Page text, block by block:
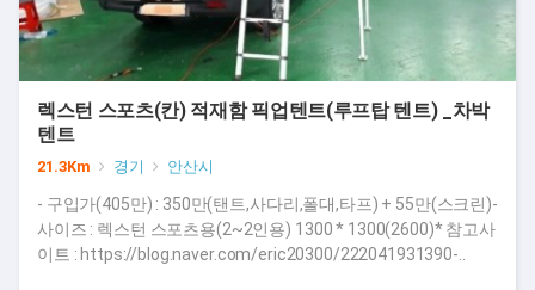
렉스턴 스포츠(칸) 적재함 픽업텐트(루프탑 텐트) _차박
텐트
21.3Km 경기 안산시
- 구입가(405만) : 350만(탠트,사다리,폴대,타프) + 55만(스크린)-
사이즈 : 렉스턴 스포츠용(2~2인용) 1300 * 1300(2600)* 참고사
이트 : https://blog.naver.com/eric20300/222041931390-..